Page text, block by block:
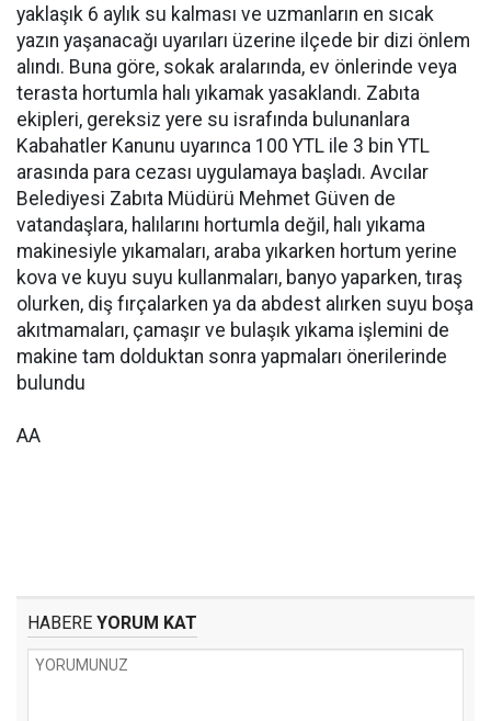
yaklaşık 6 aylık su kalması ve uzmanların en sıcak
yazın yaşanacağı uyarıları üzerine ilçede bir dizi önlem
alındı. Buna göre, sokak aralarında, ev önlerinde veya
terasta hortumla halı yıkamak yasaklandı. Zabıta
ekipleri, gereksiz yere su israfında bulunanlara
Kabahatler Kanunu uyarınca 100 YTL ile 3 bin YTL
arasında para cezası uygulamaya başladı. Avcılar
Belediyesi Zabıta Müdürü Mehmet Güven de
vatandaşlara, halılarını hortumla değil, halı yıkama
makinesiyle yıkamaları, araba yıkarken hortum yerine
kova ve kuyu suyu kullanmaları, banyo yaparken, tıraş
olurken, diş fırçalarken ya da abdest alırken suyu boşa
akıtmamaları, çamaşır ve bulaşık yıkama işlemini de
makine tam dolduktan sonra yapmaları önerilerinde
bulundu
AA
HABERE YORUM KAT